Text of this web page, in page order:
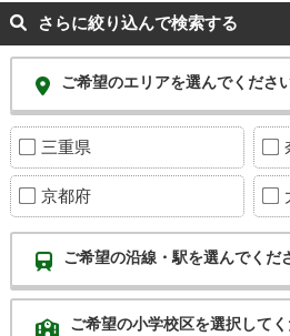
さらに絞り込んで検索する
ご希望のエリアを選んでくださ
三重県
京都府
ご希望の沿線・駅を選んでくだ
ご希望の小学校区を選択して